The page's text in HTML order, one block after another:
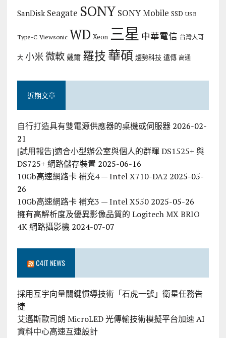
SanDisk Seagate SONY SONY Mobile SSD USB
Type-C Viewsonic WD Xeon 三星 中華電信 台灣大哥
大 小米微軟 戴爾 羅技華碩 趨勢科技 遠傳 高通
近期文章
自行打造具有雙電源供應器的桌機或伺服器 2026-02-
21
[試用報告]適合小型辦公室與個人的群暉 DS1525+ 與
DS725+ 網路儲存裝置 2025-06-16
10Gb高速網路卡 補充4 — Intel X710-DA2 2025-05-
26
10Gb高速網路卡 補充3 — Intel X550 2025-05-26
擁有高解析度及優異影像品質的 Logitech MX BRIO
4K 網路攝影機 2024-07-07
C4IT NEWS
採用互宇向量關鍵慣導技術「石虎一號」衛星任務告
捷
艾邁斯歐司朗 MicroLED 光傳輸技術模擬平台加速 AI
資料中心高速互連設計